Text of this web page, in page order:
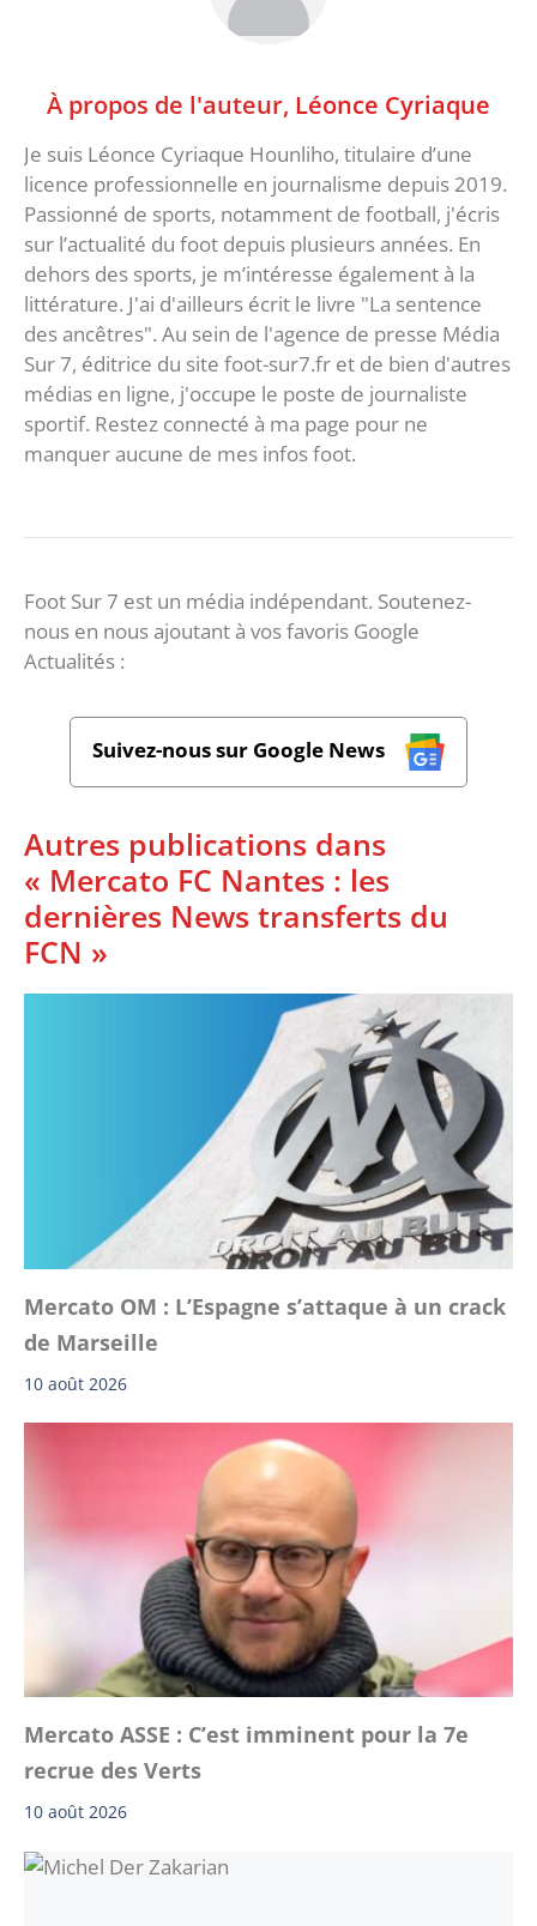
À propos de l'auteur, Léonce Cyriaque
Je suis Léonce Cyriaque Hounliho, titulaire d’une
licence professionnelle en journalisme depuis 2019.
Passionné de sports, notamment de football, j'écris
sur l’actualité du foot depuis plusieurs années. En
dehors des sports, je m’intéresse également à la
littérature. J'ai d'ailleurs écrit le livre "La sentence
des ancêtres". Au sein de l'agence de presse Média
Sur 7, éditrice du site foot-sur7.fr et de bien d'autres
médias en ligne, j'occupe le poste de journaliste
sportif. Restez connecté à ma page pour ne
manquer aucune de mes infos foot.
Foot Sur 7 est un média indépendant. Soutenez-
nous en nous ajoutant à vos favoris Google
Actualités :
Suivez-nous sur Google News
Autres publications dans
« Mercato FC Nantes : les
dernières News transferts du
FCN »
Mercato OM : L’Espagne s’attaque à un crack
de Marseille
10 août 2026
Mercato ASSE : C’est imminent pour la 7e
recrue des Verts
10 août 2026